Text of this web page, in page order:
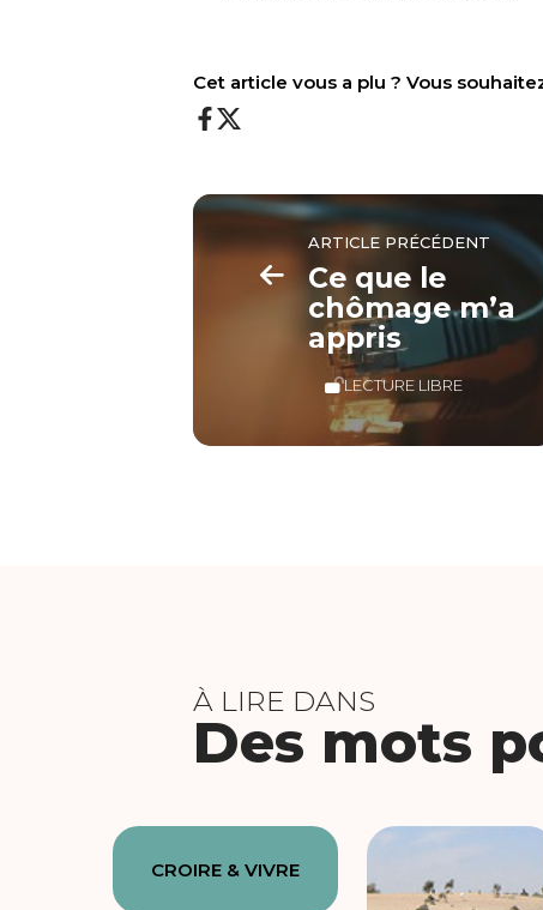
Cet article vous a plu ? Vous
ARTICLE PRÉCÉDENT
Ce que le
chômage m’a
appris
LECTURE LIBRE
À LIRE DANS
Des mots
CROIRE & VIVRE